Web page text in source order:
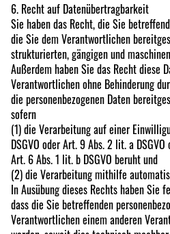
6. Recht auf Datenübertragbarkeit
Sie haben das Recht, die Sie
die Sie dem Verantwortlichen
strukturierten, gängigen und
Außerdem haben Sie das Recht diese
Verantwortlichen ohne Behinderung
die personenbezogenen Daten
sofern
(1) die Verarbeitung auf einer
DSGVO oder Art. 9 Abs. 2 lit. a
Art. 6 Abs. 1 lit. b DSGVO beruht und
(2) die Verarbeitung mithilfe
In Ausübung dieses Rechts haben Sie
dass die Sie betreffenden
Verantwortlichen einem anderen